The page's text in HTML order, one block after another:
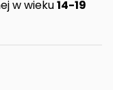
w wieku14-19